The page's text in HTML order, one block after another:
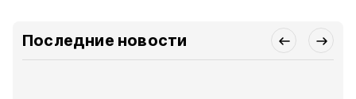
Последние новости